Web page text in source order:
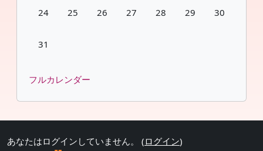
イベントなし 2026年 08月 24日
24 イベントなし 2026年 08月 25日
25 イベントなし 2026年 08月 26日
26 イベントなし 2026年 08月 27日
27 イベントなし 2026年 08月
28 イベントなし 2026
29 イベントな
30
イベントなし 2026年 08月 31日
31
フルカレンダー
あなたはログインしていません。 (ログイン)